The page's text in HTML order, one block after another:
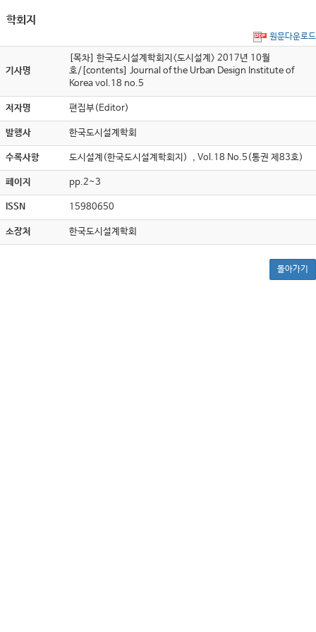
학회지
원문다운로드
기사명
[목차] 한국도시설계학회지<도시설계> 2017년 10월
호/[contents] Journal of the Urban Design Institute of
Korea vol.18 no.5
저자명 편집부(Editor)
발행사 한국도시설계학회
수록사항 도시설계(한국도시설계학회지) , Vol.18 No.5(통권 제83호)
페이지 pp.2~3
ISSN 15980650
소장처 한국도시설계학회